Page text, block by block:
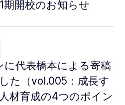
期開校のお知らせ
代表橋本による寄稿
た（vol.005：成長す
材育成の4つのポイン